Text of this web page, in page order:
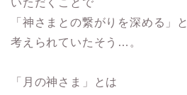
いただくことで
「神さまとの繋がりを深める」と
考えられていたそう…。
「月の神さま」とは